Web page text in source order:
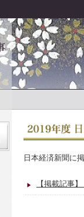
日本経済新聞に
【掲載記事